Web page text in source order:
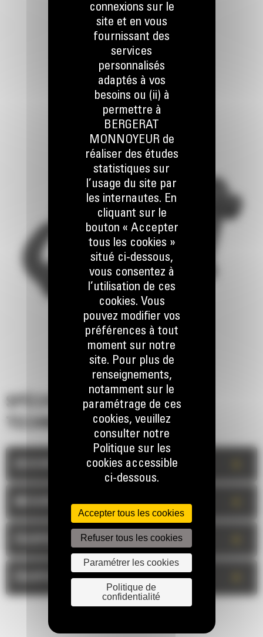
SPÉCIFICATIONS
TECHNIQUES
ÉQUIPEMENT STANDARD
ÉQUIPEMENT OPTIONNEL
connexions sur le
site et en vous
fournissant des
services
personnalisés
adaptés à vos
besoins ou (ii) à
permettre à
BERGERAT
MONNOYEUR de
réaliser des études
statistiques sur
l’usage du site par
les internautes. En
cliquant sur le
bouton « Accepter
tous les cookies »
situé ci-dessous,
vous consentez à
l’utilisation de ces
cookies. Vous
pouvez modifier vos
préférences à tout
moment sur notre
site. Pour plus de
renseignements,
notamment sur le
paramétrage de ces
cookies, veuillez
consulter notre
Politique sur les
cookies accessible
ci-dessous.
Accepter tous les cookies
Refuser tous les cookies
Paramétrer les cookies
Politique de
confidentialité